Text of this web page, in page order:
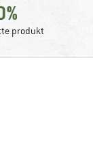
produkt